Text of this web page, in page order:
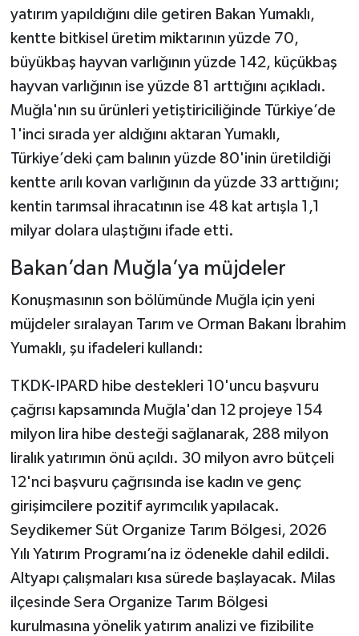
yatırım yapıldığını dile getiren Bakan Yumaklı,
kentte bitkisel üretim miktarının yüzde 70,
büyükbaş hayvan varlığının yüzde 142, küçükbaş
hayvan varlığının ise yüzde 81 arttığını açıkladı.
Muğla'nın su ürünleri yetiştiriciliğinde Türkiye’de
1'inci sırada yer aldığını aktaran Yumaklı,
Türkiye’deki çam balının yüzde 80'inin üretildiği
kentte arılı kovan varlığının da yüzde 33 arttığını;
kentin tarımsal ihracatının ise 48 kat artışla 1,1
milyar dolara ulaştığını ifade etti.
Bakan’dan Muğla’ya müjdeler
Konuşmasının son bölümünde Muğla için yeni
müjdeler sıralayan Tarım ve Orman Bakanı İbrahim
Yumaklı, şu ifadeleri kullandı:
TKDK-IPARD hibe destekleri 10'uncu başvuru
çağrısı kapsamında Muğla'dan 12 projeye 154
milyon lira hibe desteği sağlanarak, 288 milyon
liralık yatırımın önü açıldı. 30 milyon avro bütçeli
12'nci başvuru çağrısında ise kadın ve genç
girişimcilere pozitif ayrımcılık yapılacak.
Seydikemer Süt Organize Tarım Bölgesi, 2026
Yılı Yatırım Programı’na iz ödenekle dahil edildi.
Altyapı çalışmaları kısa sürede başlayacak. Milas
ilçesinde Sera Organize Tarım Bölgesi
kurulmasına yönelik yatırım analizi ve fizibilite